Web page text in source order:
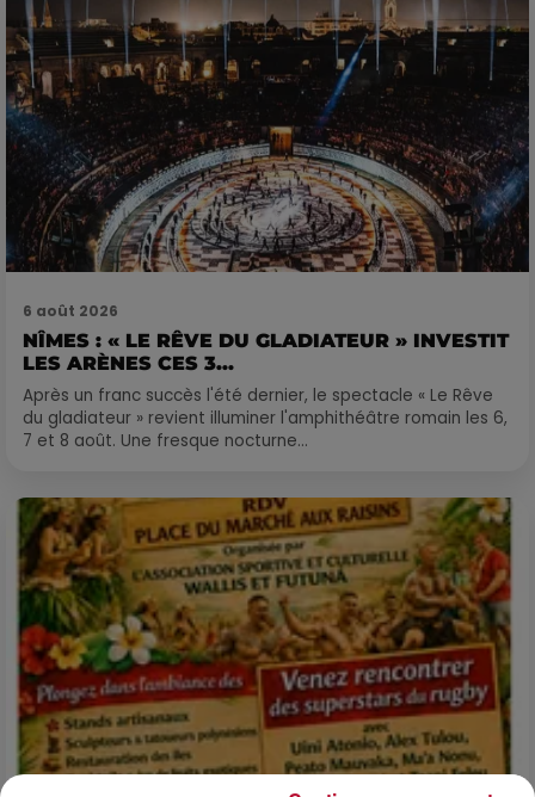
6 août 2026
NÎMES : « LE RÊVE DU GLADIATEUR » INVESTIT
LES ARÈNES CES 3...
Après un franc succès l'été dernier, le spectacle « Le Rêve
du gladiateur » revient illuminer l'amphithéâtre romain les 6,
7 et 8 août. Une fresque nocturne...